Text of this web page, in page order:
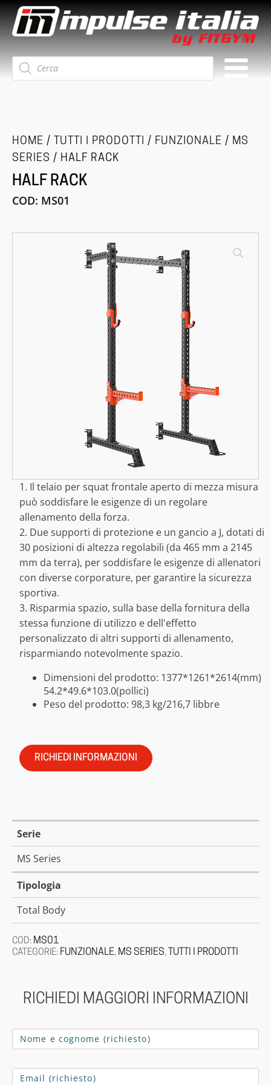
Ricerca
prodotti
HOME / TUTTI I PRODOTTI / FUNZIONALE / MS
SERIES / HALF RACK
HALF RACK
COD: MS01
1. Il telaio per squat frontale aperto di mezza misura
può soddisfare le esigenze di un regolare
allenamento della forza.
2. Due supporti di protezione e un gancio a J, dotati di
30 posizioni di altezza regolabili (da 465 mm a 2145
mm da terra), per soddisfare le esigenze di allenatori
con diverse corporature, per garantire la sicurezza
sportiva.
3. Risparmia spazio, sulla base della fornitura della
stessa funzione di utilizzo e dell'effetto
personalizzato di altri supporti di allenamento,
risparmiando notevolmente spazio.
Dimensioni del prodotto: 1377*1261*2614(mm)
54.2*49.6*103.0(pollici)
Peso del prodotto: 98,3 kg/216,7 libbre
RICHIEDI INFORMAZIONI
Serie
MS Series
Tipologia
Total Body
COD: MS01
CATEGORIE: FUNZIONALE, MS SERIES, TUTTI I PRODOTTI
RICHIEDI MAGGIORI INFORMAZIONI